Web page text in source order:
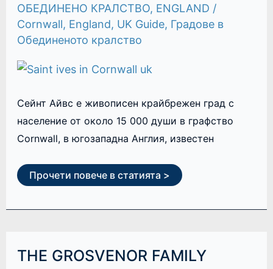
ОБЕДИНЕНО КРАЛСТВО, ENGLAND /
Cornwall, England, UK Guide, Градове в
Обединеното кралство
Сейнт Айвс е живописен крайбрежен град с
население от около 15 000 души в графство
Cornwall, в югозападна Англия, известен
Прочети повече в статията >
THE GROSVENOR FAMILY
THE
GROSVENOR